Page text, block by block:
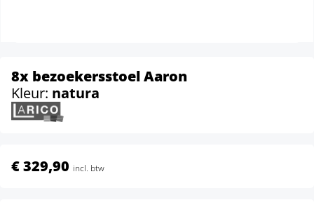
8x bezoekersstoel Aaron
Kleur: natura
€ 329,90 incl. btw